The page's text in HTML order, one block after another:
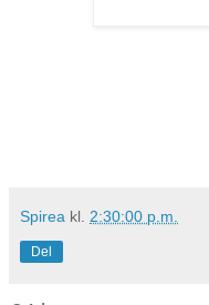
Spirea kl. 2:30:00 p.m.
Del